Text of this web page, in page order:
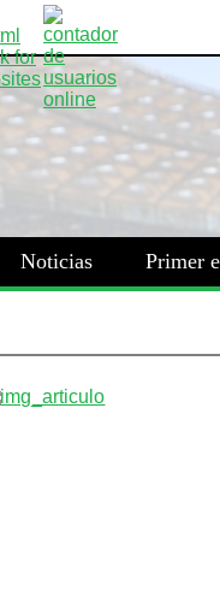
Noticias Primer